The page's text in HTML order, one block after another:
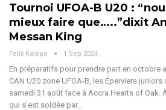
Tournoi UFOA-B U20 :
mieux faire que…..”dixit
Messan King
Felix Kalepe 1 Sep 2024
En préparatifs pour prendre part en octobre
CAN U20 zone UFOA-B, les Éperviers
samedi 31 août face à Accra Hearts of Oak.
qui s'est soldée par…